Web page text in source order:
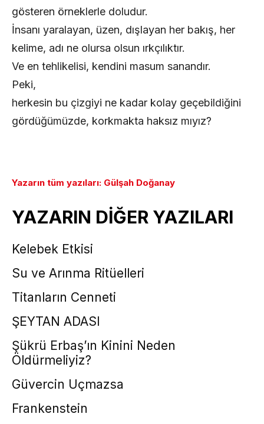
gösteren örneklerle doludur.
İnsanı yaralayan, üzen, dışlayan her bakış, her
kelime, adı ne olursa olsun ırkçılıktır.
Ve en tehlikelisi, kendini masum sanandır.
Peki,
herkesin bu çizgiyi ne kadar kolay geçebildiğini
gördüğümüzde, korkmakta haksız mıyız?
Yazarın tüm yazıları: Gülşah Doğanay
YAZARIN DİĞER YAZILARI
Kelebek Etkisi
Su ve Arınma Ritüelleri
Titanların Cenneti
ŞEYTAN ADASI
Şükrü Erbaş’ın Kinini Neden
Öldürmeliyiz?
Güvercin Uçmazsa
Frankenstein